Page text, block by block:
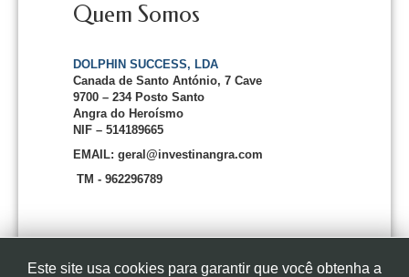
Quem Somos
DOLPHIN SUCCESS, LDA
Canada de Santo António, 7 Cave
9700 – 234 Posto Santo
Angra do Heroísmo
NIF – 514189665
EMAIL: geral@investinangra.com
TM - 962296789
Este site usa cookies para garantir que você obtenha a